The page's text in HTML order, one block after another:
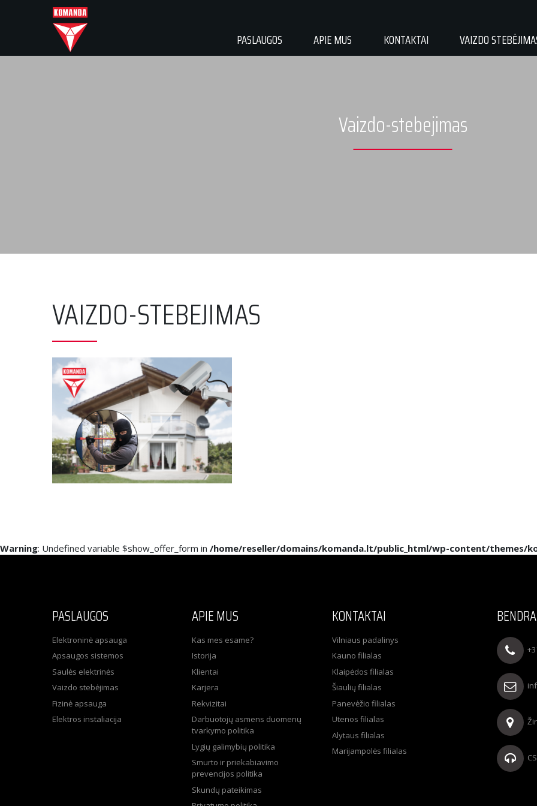
PASLAUGOS APIE MUS KONTAKTAI VAIZDO
Vaizdo-stebejimas
VAIZDO-STEBEJIMAS
Warning: Undefined variable $show_offer_form in /home/reseller/domains/komanda.lt/public_html/wp-content/themes/
PASLAUGOS
Elektroninė apsauga
Apsaugos sistemos
Saulės elektrinės
Vaizdo stebėjimas
Fizinė apsauga
Elektros instaliacija
APIE MUS
Kas mes esame?
Istorija
Klientai
Karjera
Rekvizitai
Darbuotojų asmens duomenų
tvarkymo politika
Lygių galimybių politika
Smurto ir priekabiavimo
prevencijos politika
Skundų pateikimas
KONTAKTAI
Vilniaus padalinys
Kauno filialas
Klaipėdos filialas
Šiaulių filialas
Panevėžio filialas
Utenos filialas
Alytaus filialas
Marijampolės filialas